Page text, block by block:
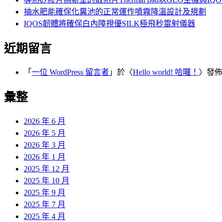
抽水肥能確保化糞池的正常運作噴霧降溫設計及規劃
IQOS韌體將確保白內障視優SILK極飛秒雷射儀器
近期留言
「 一位 WordPress 留言者 」於〈Hello world! 哈囉！ 〉發
彙整
2026 年 6 月
2026 年 5 月
2026 年 3 月
2026 年 1 月
2025 年 12 月
2025 年 10 月
2025 年 9 月
2025 年 7 月
2025 年 4 月